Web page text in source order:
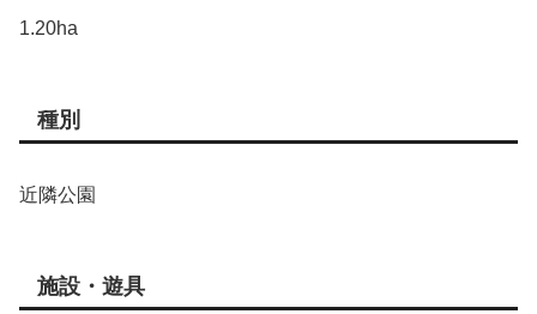
1.20ha
種別
近隣公園
施設・遊具